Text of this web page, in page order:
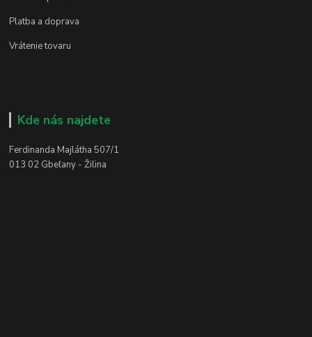
Platba a doprava
Vrátenie tovaru
Kde nás najdete
Ferdinanda Majlátha 507/1
013 02 Gbeľany - Žilina